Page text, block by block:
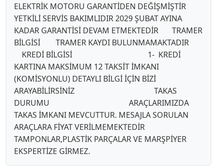
ELEKTRİK MOTORU GARANTİDEN DEĞİŞMİŞTİR
YETKİLİ SERVİS BAKIMLIDIR 2029 ŞUBAT AYINA
KADAR GARANTİSİ DEVAM ETMEKTEDİR TRAMER
BİLGİSİ TRAMER KAYDI BULUNMAMAKTADIR
KREDİ BİLGİSİ 1- KREDİ
KARTINA MAKSİMUM 12 TAKSİT İMKANI
(KOMİSYONLU) DETAYLI BİLGİ İÇİN BİZİ
ARAYABİLİRSİNİZ TAKAS
DURUMU ARAÇLARIMIZDA
TAKAS İMKANI MEVCUTTUR. MESAJLA SORULAN
ARAÇLARA FİYAT VERİLMEMEKTEDİR
TAMPONLAR,PLASTİK PARÇALAR VE MARŞPİYER
EKSPERTİZE GİRMEZ.